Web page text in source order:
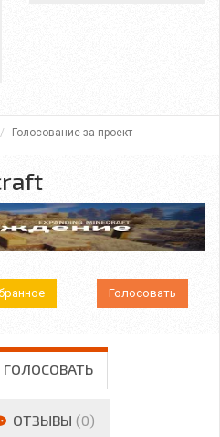
Голосование за проект
Голосовать
ГОЛОСОВАТЬ
ОТЗЫВЫ (0)